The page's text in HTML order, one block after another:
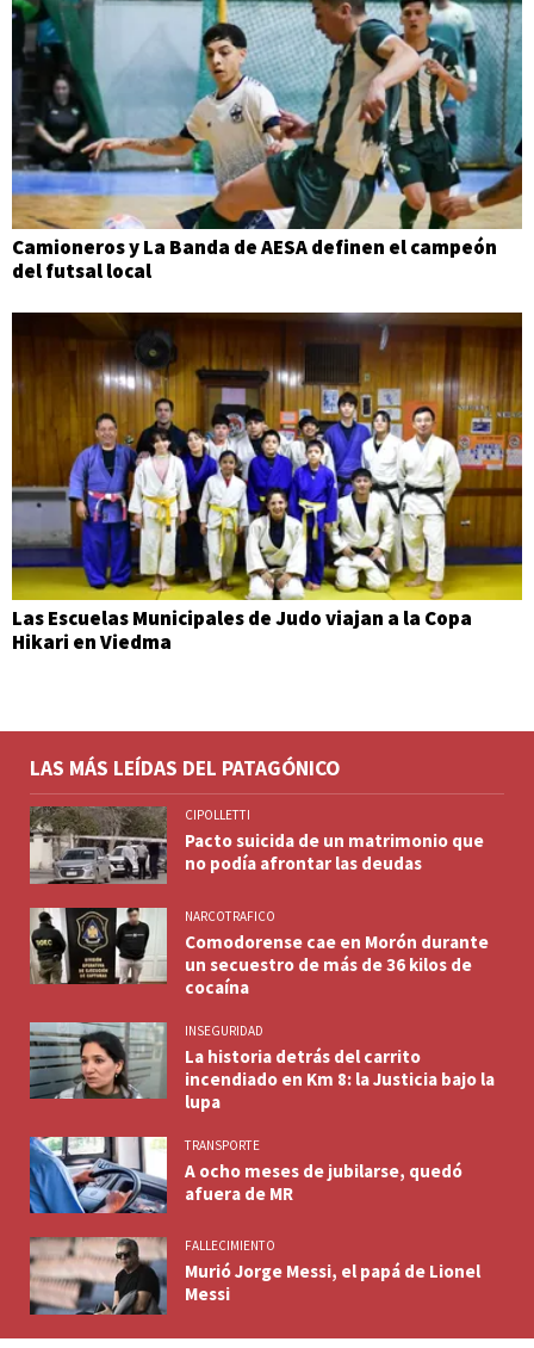
Camioneros y La Banda de AESA definen el campeón
del futsal local
Las Escuelas Municipales de Judo viajan a la Copa
Hikari en Viedma
LAS MÁS LEÍDAS DEL PATAGÓNICO
CIPOLLETTI
Pacto suicida de un matrimonio que
no podía afrontar las deudas
NARCOTRAFICO
Comodorense cae en Morón durante
un secuestro de más de 36 kilos de
cocaína
INSEGURIDAD
La historia detrás del carrito
incendiado en Km 8: la Justicia bajo la
lupa
TRANSPORTE
A ocho meses de jubilarse, quedó
afuera de MR
FALLECIMIENTO
Murió Jorge Messi, el papá de Lionel
Messi